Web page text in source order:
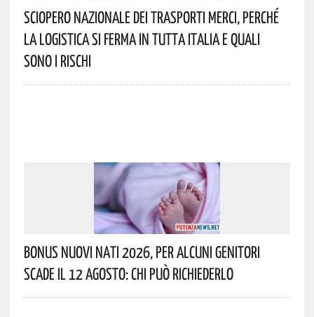
Sciopero Nazionale Dei Trasporti Merci, Perché
La Logistica Si Ferma In Tutta Italia E Quali
Sono I Rischi
Bonus Nuovi Nati 2026, Per Alcuni Genitori
Scade Il 12 Agosto: Chi Può Richiederlo